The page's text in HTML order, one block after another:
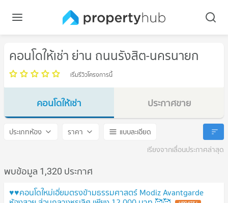
คอนโดให้เช่า ย่าน ถนนรังสิต-นครนายก
เริ่มรีวิวโครงการนี้
คอนโดให้เช่า
ถนนรังสิต-นครนายก
ประกาศขาย
ถนนรังสิต-นครนายก
ประเภทห้อง ราคา
แบบละเอียด
เรียงจากเลื่อนประกาศล่าสุด
พบข้อมูล 1,320 ประกาศ
♥️♥️คอนโดใหม่เอี่ยมตรงข้ามธรรมศาสตร์ Modiz Avantgarde